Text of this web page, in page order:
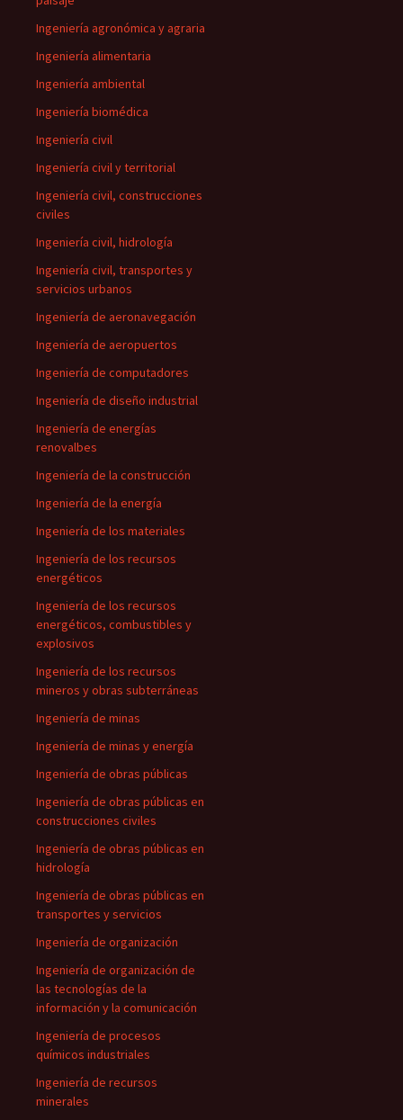
Ingeniería agronómica y agraria
Ingeniería alimentaria
Ingeniería ambiental
Ingeniería biomédica
Ingeniería civil
Ingeniería civil y territorial
Ingeniería civil, construcciones
civiles
Ingeniería civil, hidrología
Ingeniería civil, transportes y
servicios urbanos
Ingeniería de aeronavegación
Ingeniería de aeropuertos
Ingeniería de computadores
Ingeniería de diseño industrial
Ingeniería de energías
renovalbes
Ingeniería de la construcción
Ingeniería de la energía
Ingeniería de los materiales
Ingeniería de los recursos
energéticos
Ingeniería de los recursos
energéticos, combustibles y
explosivos
Ingeniería de los recursos
mineros y obras subterráneas
Ingeniería de minas
Ingeniería de minas y energía
Ingeniería de obras públicas
Ingeniería de obras públicas en
construcciones civiles
Ingeniería de obras públicas en
hidrología
Ingeniería de obras públicas en
transportes y servicios
Ingeniería de organización
Ingeniería de organización de
las tecnologías de la
información y la comunicación
Ingeniería de procesos
químicos industriales
Ingeniería de recursos
minerales